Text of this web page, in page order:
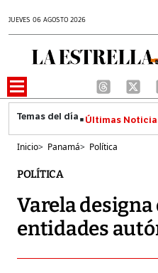
JUEVES 06 AGOSTO 2026
Últimas
Inicio> Panamá> Política
POLÍTICA
Varela
entidades